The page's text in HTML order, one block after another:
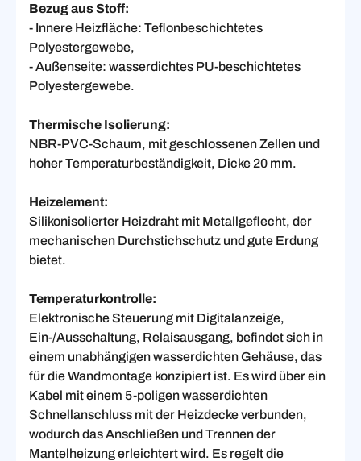
Bezug aus Stoff:
- Innere Heizfläche: Teflonbeschichtetes
Polyestergewebe,
- Außenseite: wasserdichtes PU-beschichtetes
Polyestergewebe.
Thermische Isolierung:
NBR-PVC-Schaum, mit geschlossenen Zellen und
hoher Temperaturbeständigkeit, Dicke 20 mm.
Heizelement:
Silikonisolierter Heizdraht mit Metallgeflecht, der
mechanischen Durchstichschutz und gute Erdung
bietet.
Temperaturkontrolle:
Elektronische Steuerung mit Digitalanzeige,
Ein-/Ausschaltung, Relaisausgang, befindet sich in
einem unabhängigen wasserdichten Gehäuse, das
für die Wandmontage konzipiert ist. Es wird über ein
Kabel mit einem 5-poligen wasserdichten
Schnellanschluss mit der Heizdecke verbunden,
wodurch das Anschließen und Trennen der
Mantelheizung erleichtert wird. Es regelt die